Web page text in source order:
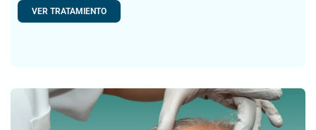
un proceso
VER TRATAMIENTO